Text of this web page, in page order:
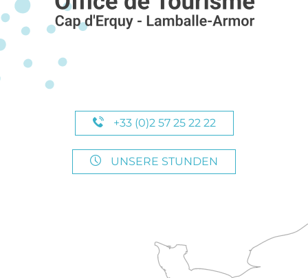
+33 (0)2 57 25 22 22
UNSERE STUNDEN